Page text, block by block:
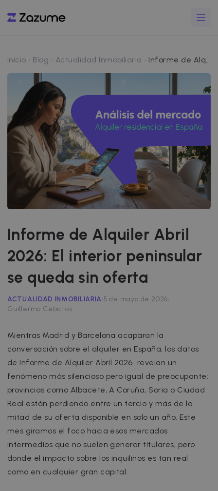
Inicio Blog Actualidad Inmobiliaria Informe de Alquiler Abril 2026: El interior peninsular se queda sin oferta
Informe de Alquiler Abril
2026: El interior peninsular
se queda sin oferta
ACTUALIDAD INMOBILIARIA·5 de mayo de 2026·
Guillermo Ceballos
Mientras Madrid y Barcelona acaparan la
conversación sobre el alquiler en España, los datos
de Informe de Alquiler Abril 2026 revelan un
fenómeno más silencioso pero igual de preocupante:
provincias como Albacete, A Coruña, Soria o Ciudad
Real están perdiendo entre un tercio y más de la
mitad de su oferta disponible en solo un año. Este
mes giramos el foco hacia esos mercados
intermedios que no suelen generar titulares, pero
donde el impacto sobre los inquilinos es tan real
como en cualquier gran capital.